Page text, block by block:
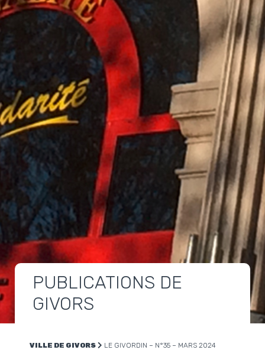
PUBLICATIONS DE
GIVORS
VILLE DE GIVORS LE GIVORDIN – N°35 – MARS 2024